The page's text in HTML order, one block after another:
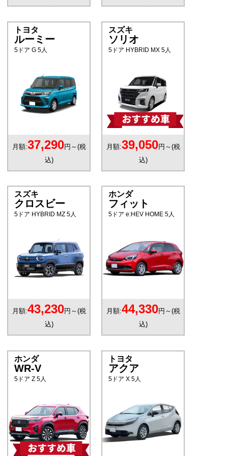
トヨタ
ルーミー
5ドア G 5人
月額:37,290円～(税
込)
スズキ
ソリオ
5ドア HYBRID MX 5人
月額:39,050円～(税
込)
スズキ
クロスビー
5ドア HYBRID MZ 5人
月額:43,230円～(税
込)
ホンダ
フィット
5ドア e:HEV HOME 5人
月額:44,330円～(税
込)
ホンダ
WR-V
5ドア Z 5人
トヨタ
アクア
5ドア X 5人